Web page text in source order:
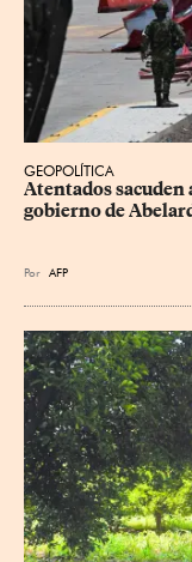
GEOPOLÍTICA
Atentados sacuden
gobierno de
Por AFP